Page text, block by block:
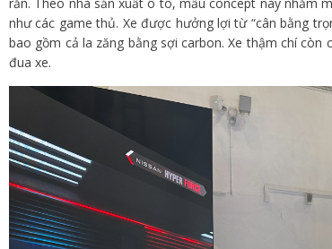
như các game thủ. Xe được hưởng lợi từ “cân bằng
bao gồm cả la zăng bằng sợi carbon. Xe thậm chí
đua xe.